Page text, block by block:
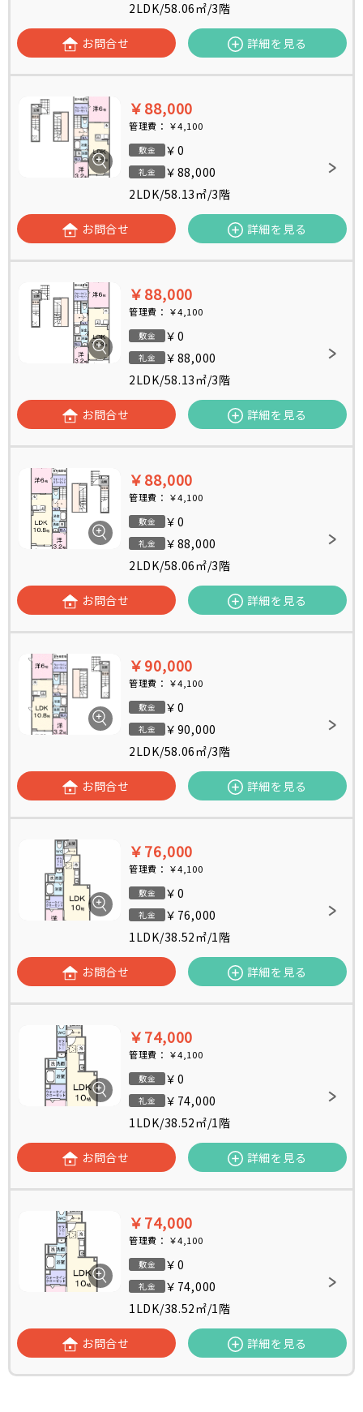
2LDK/58.06㎡/3階
お問合せ 詳細を見る
￥88,000
管理費： ￥4,100
敷金 ￥0
礼金
￥88,000
2LDK/58.13㎡/3階
お問合せ 詳細を見る
￥88,000
管理費： ￥4,100
敷金 ￥0
礼金
￥88,000
2LDK/58.13㎡/3階
お問合せ 詳細を見る
￥88,000
管理費： ￥4,100
敷金 ￥0
礼金
￥88,000
2LDK/58.06㎡/3階
お問合せ 詳細を見る
￥90,000
管理費： ￥4,100
敷金 ￥0
礼金
￥90,000
2LDK/58.06㎡/3階
お問合せ 詳細を見る
￥76,000
管理費： ￥4,100
敷金 ￥0
礼金
￥76,000
1LDK/38.52㎡/1階
お問合せ 詳細を見る
￥74,000
管理費： ￥4,100
敷金 ￥0
礼金
￥74,000
1LDK/38.52㎡/1階
お問合せ 詳細を見る
￥74,000
管理費： ￥4,100
敷金 ￥0
礼金
￥74,000
1LDK/38.52㎡/1階
お問合せ 詳細を見る